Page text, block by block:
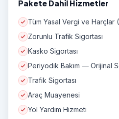
Pakete Dahil Hizmetler
Tüm Yasal Vergi ve Harçlar
Zorunlu Trafik Sigortası
Kasko Sigortası
Periyodik Bakım — Orijinal
Trafik Sigortası
Araç Muayenesi
Yol Yardım Hizmeti